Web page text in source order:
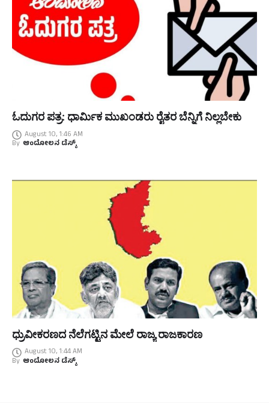
ಓದುಗರ ಪತ್ರ: ಧಾರ್ಮಿಕ ಮುಖಂಡರು ರೈತರ ಬೆನ್ನಿಗೆ ನಿಲ್ಲಬೇಕು
August 10, 1:46 AM
By ಆಂದೋಲನ ಡೆಸ್ಕ್
ಧ್ರುವೀಕರಣದ ನೆಲೆಗಟ್ಟಿನ ಮೇಲೆ ರಾಜ್ಯ ರಾಜಕಾರಣ
August 10, 1:44 AM
By ಆಂದೋಲನ ಡೆಸ್ಕ್